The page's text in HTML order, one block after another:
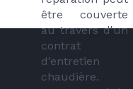
être couverte
au travers d'un
contrat
d’entretien
chaudière.